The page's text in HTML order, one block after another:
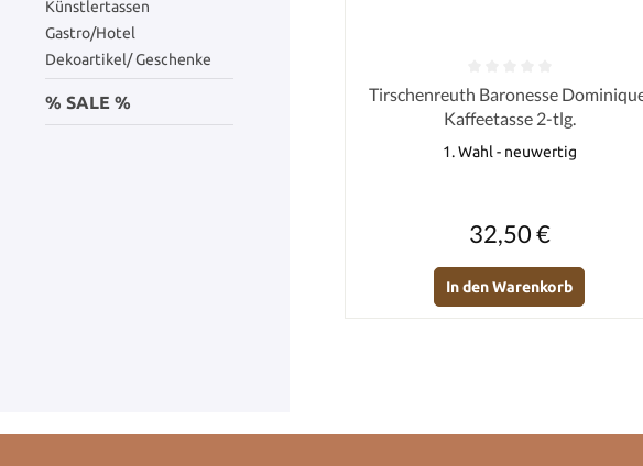
Künstlertassen
Gastro/Hotel
Dekoartikel/ Geschenke
% SALE % Durchschnittliche Bewertung von
Tirschenreuth Baronesse
Kaffeetasse 2-tlg.
1. Wahl - neuwertig
32,50 €
In den Warenkorb